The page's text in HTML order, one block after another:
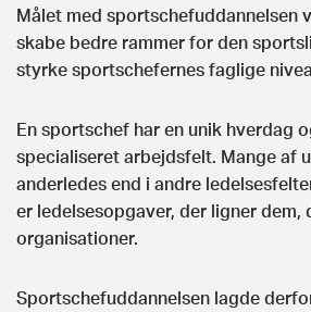
Målet med sportschefuddannelsen
skabe bedre rammer for den
styrke sportschefernes faglige
En sportschef har en unik hverdag
specialiseret arbejdsfelt. Mange af
anderledes end i andre
er ledelsesopgaver, der ligner dem,
organisationer.
Sportschefuddannelsen lagde